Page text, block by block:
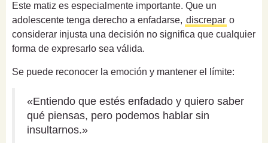
Este matiz es especialmente importante. Que un
adolescente tenga derecho a enfadarse, discrepar o
considerar injusta una decisión no significa que cualquier
forma de expresarlo sea válida.
Se puede reconocer la emoción y mantener el límite:
«Entiendo que estés enfadado y quiero saber
qué piensas, pero podemos hablar sin
insultarnos.»